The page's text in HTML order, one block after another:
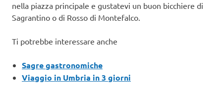
nella piazza principale e gustatevi un buon bicchiere di
Sagrantino o di Rosso di Montefalco.
Ti potrebbe interessare anche
Sagre gastronomiche
Viaggio in Umbria in 3 giorni